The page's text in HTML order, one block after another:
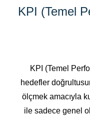
KPI (Temel
KPI (Temel
hedefler
ölçmek amacıyla
ile sadece genel